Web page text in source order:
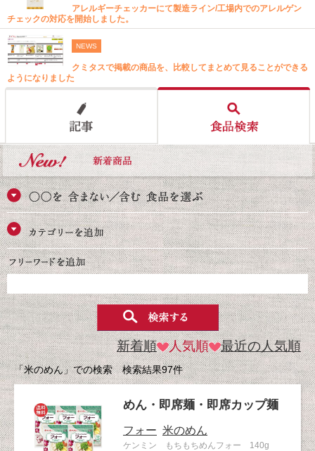
アレルギーチェッカーにて製造ライン/工場内でのアレルゲン
チェックの対応を開始しました。
NEWS
クミタスで掲載の商品を、比較してまとめて見ることができる
ようになりました
新着順 人気順 最近の人気順
「米のめん」での検索 検索結果97件
めん・即席麺・即席カップ麺
フォー 米のめん
ケンミン もちもちめんフォー 140g